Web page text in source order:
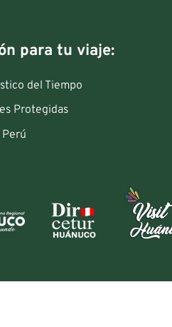
para tu viaje:
del Tiempo
Protegidas